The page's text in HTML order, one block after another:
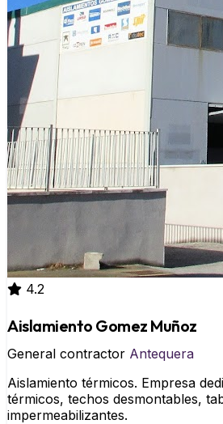
4.2
Aislamiento Gomez Muñoz
General contractor Antequera
Aislamiento térmicos. Empresa
térmicos, techos desmontables,
impermeabilizantes.